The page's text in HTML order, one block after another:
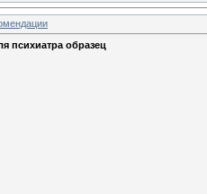
психиатра образец